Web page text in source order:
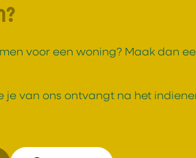
voor een woning? Maak dan
van ons ontvangt na het